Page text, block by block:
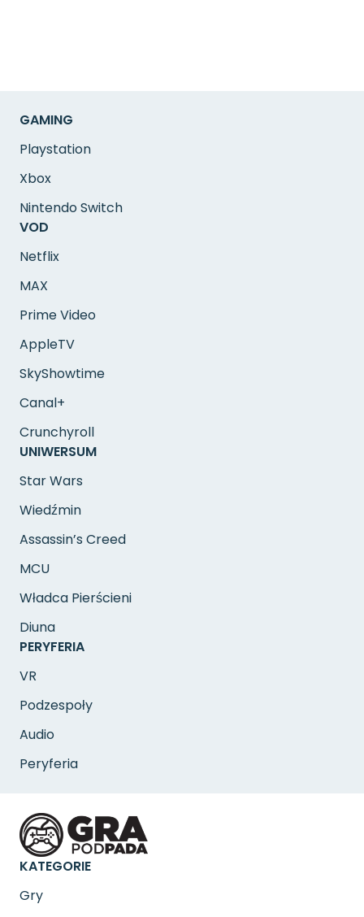
GAMING
Playstation
Xbox
Nintendo Switch
VOD
Netflix
MAX
Prime Video
AppleTV
SkyShowtime
Canal+
Crunchyroll
UNIWERSUM
Star Wars
Wiedźmin
Assassin’s Creed
MCU
Władca Pierścieni
Diuna
PERYFERIA
VR
Podzespoły
Audio
Peryferia
KATEGORIE
Gry